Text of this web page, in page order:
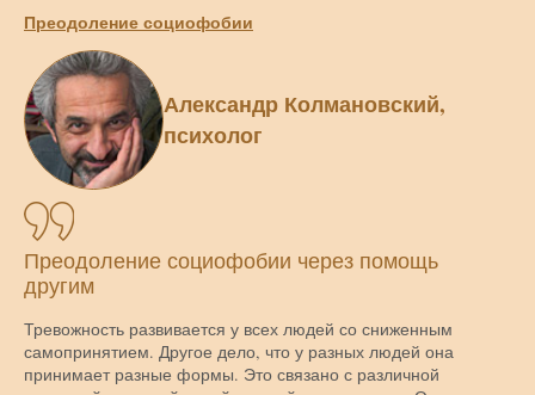
Преодоление социофобии
Александр Колмановский,
психолог
Преодоление социофобии через помощь
другим
Тревожность развивается у всех людей со сниженным
самопринятием. Другое дело, что у разных людей она
принимает разные формы. Это связано с различной